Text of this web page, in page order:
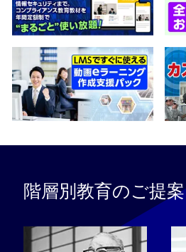
階層別教育のご提案